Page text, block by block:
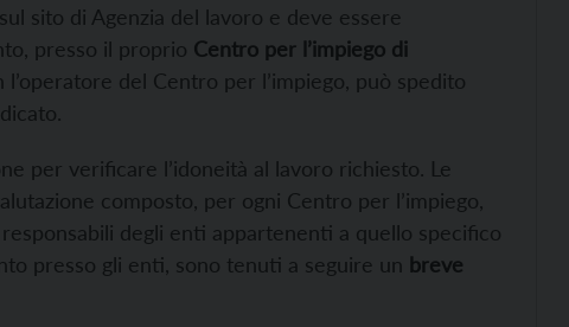
sito di Agenzia del lavoro e deve essere
presso il proprio Centro per l’impiego di
del Centro per l’impiego, può spedito
per verificare l’idoneità al lavoro richiesto. Le
composto, per ogni Centro per l’impiego,
degli enti appartenenti a quello specifico
presso gli enti, sono tenuti a seguire un breve